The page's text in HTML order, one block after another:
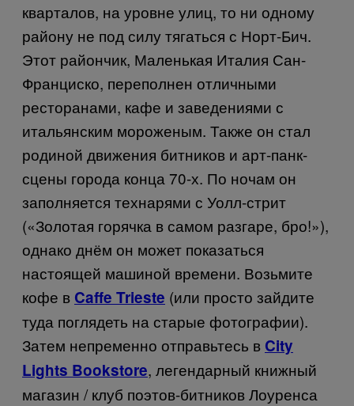
кварталов, на уровне улиц, то ни одному
району не под силу тягаться с Норт-Бич.
Этот райончик, Маленькая Италия Сан-
Франциско, переполнен отличными
ресторанами, кафе и заведениями с
итальянским мороженым. Также он стал
родиной движения битников и арт-панк-
сцены города конца 70-х. По ночам он
заполняется технарями с Уолл-стрит
(«Золотая горячка в самом разгаре, бро!»),
однако днём он может показаться
настоящей машиной времени. Возьмите
кофе в Caffe Trieste (или просто зайдите
туда поглядеть на старые фотографии).
Затем непременно отправьтесь в City
Lights Bookstore, легендарный книжный
магазин / клуб поэтов-битников Лоуренса